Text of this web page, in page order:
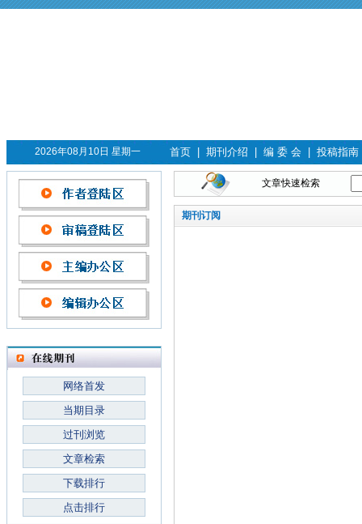
2026年08月10日 星期一 首页 |期刊介绍 |编 委 会 |投稿指南
网络首发
当期目录
过刊浏览
文章检索
下载排行
点击排行
文章快速检索
期刊订阅